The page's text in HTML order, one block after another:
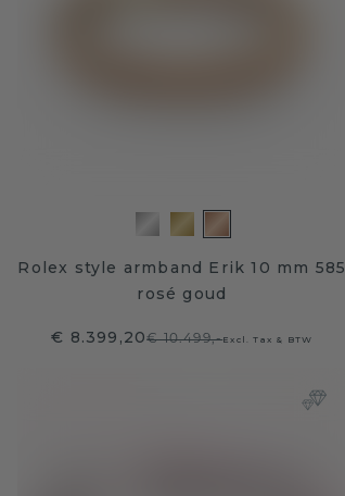
Rolex style armband Erik 10 mm 585
rosé goud
€ 8.399,20€ 10.499,-Excl. Tax & BTW